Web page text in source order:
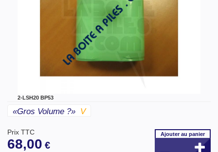
2-LSH20 BP53
«gros Volume ?» V
Prix TTC
68,00 €
Ajouterau panier